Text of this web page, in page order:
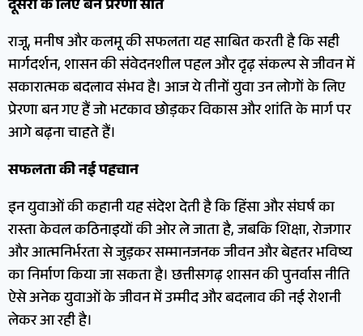
दूसरों के लिए बने प्रेरणा स्रोत
राजू, मनीष और कलमू की सफलता यह साबित करती है कि सही
मार्गदर्शन, शासन की संवेदनशील पहल और दृढ़ संकल्प से जीवन में
सकारात्मक बदलाव संभव है। आज ये तीनों युवा उन लोगों के लिए
प्रेरणा बन गए हैं जो भटकाव छोड़कर विकास और शांति के मार्ग पर
आगे बढ़ना चाहते हैं।
सफलता की नई पहचान
इन युवाओं की कहानी यह संदेश देती है कि हिंसा और संघर्ष का
रास्ता केवल कठिनाइयों की ओर ले जाता है, जबकि शिक्षा, रोजगार
और आत्मनिर्भरता से जुड़कर सम्मानजनक जीवन और बेहतर भविष्य
का निर्माण किया जा सकता है। छत्तीसगढ़ शासन की पुनर्वास नीति
ऐसे अनेक युवाओं के जीवन में उम्मीद और बदलाव की नई रोशनी
लेकर आ रही है।